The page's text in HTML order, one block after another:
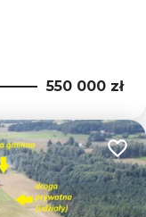
550 000 zł